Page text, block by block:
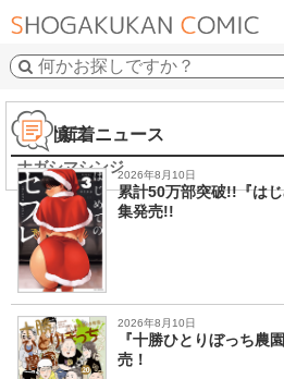
永島慎二
ナガシマシンジ
新着ニュース
2026年8月10日
累計50万部突破!!『は
集発売!!
2026年8月10日
『十勝ひとりぼっち農
売！